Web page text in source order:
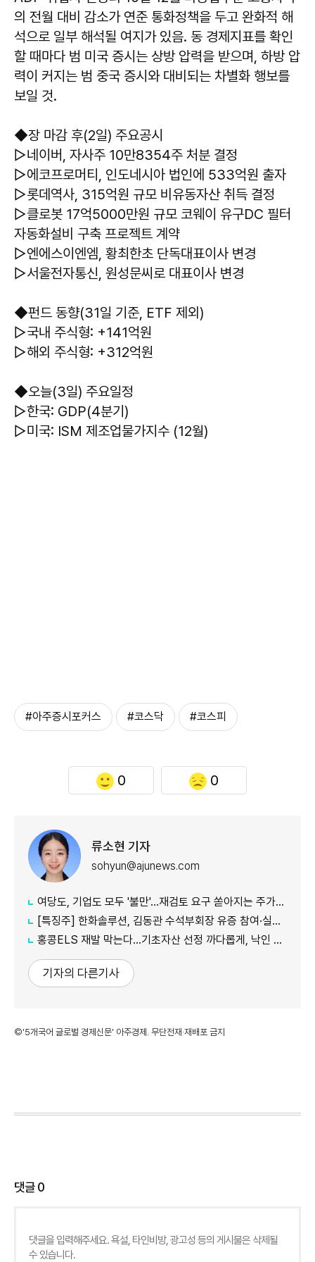
의 전월 대비 감소가 연준 통화정책을 두고 완화적 해
석으로 일부 해석될 여지가 있음. 동 경제지표를 확인
할 때마다 범 미국 증시는 상방 압력을 받으며, 하방 압
력이 커지는 범 중국 증시와 대비되는 차별화 행보를
보일 것.
◆장 마감 후(2일) 주요공시
▷네이버, 자사주 10만8354주 처분 결정
▷에코프로머티, 인도네시아 법인에 533억원 출자
▷롯데역사, 315억원 규모 비유동자산 취득 결정
▷클로봇 17억5000만원 규모 코웨이 유구DC 필터
자동화설비 구축 프로젝트 계약
▷엔에스이엔엠, 황최한초 단독대표이사 변경
▷서울전자통신, 원성문씨로 대표이사 변경
◆펀드 동향(31일 기준, ETF 제외)
▷국내 주식형: +141억원
▷해외 주식형: +312억원
◆오늘(3일) 주요일정
▷한국: GDP(4분기)
▷미국: ISM 제조업물가지수 (12월)
#아주증시포커스 #코스닥 #코스피
0 0
류소현 기자
sohyun@ajunews.com
여당도, 기업도 모두 '불만'...재검토 요구 쏟아지는 주가누르기 방지 세제개편안
[특징주] 한화솔루션, 김동관 수석부회장 유증 참여·실적 개선 기대에 16% 강세
홍콩ELS 재발 막는다…기초자산 선정 까다롭게, 낙인 임박 땐 안내 알림
기자의 다른기사
©'5개국어 글로벌 경제신문' 아주경제. 무단전재·재배포 금지
댓글0